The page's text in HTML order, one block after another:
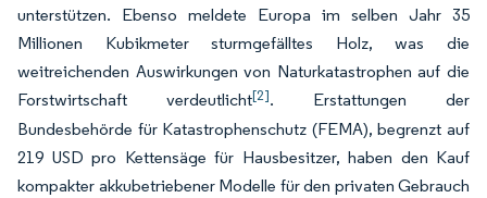
unterstützen. Ebenso meldete Europa im selben Jahr 35
Millionen Kubikmeter sturmgefälltes Holz, was die
weitreichenden Auswirkungen von Naturkatastrophen auf die
Forstwirtschaft verdeutlicht[2]. Erstattungen der
Bundesbehörde für Katastrophenschutz (FEMA), begrenzt auf
219 USD pro Kettensäge für Hausbesitzer, haben den Kauf
kompakter akkubetriebener Modelle für den privaten Gebrauch